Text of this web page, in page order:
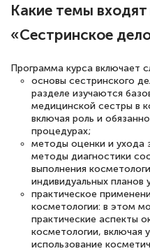
русскому языку и
полезных
книги,
статьи. Времени
достаточно. Курс
аттестацию в
Евгения
Знаток города 2
Какие темы
«Сестринское
Программа курса включает
основы сестринского
разделе изучаются
медицинской сестры в
включая роль и
процедурах;
методы оценки и ухода
методы диагностики
выполнения
индивидуальных планов
практическое
косметологии: в этом
практические аспекты
косметологии, включая
использование